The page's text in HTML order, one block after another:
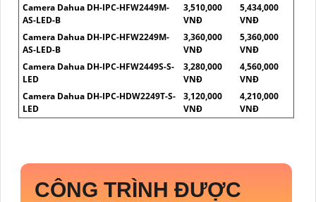
Camera Dahua DH-IPC-HFW2449M-
AS-LED-B
3,510,000
VNĐ
5,434,000
VNĐ
Camera Dahua DH-IPC-HFW2249M-
AS-LED-B
3,360,000
VNĐ
5,360,000
VNĐ
Camera Dahua DH-IPC-HFW2449S-S-
LED
3,280,000
VNĐ
4,560,000
VNĐ
Camera Dahua DH-IPC-HDW2249T-S-
LED
3,120,000
VNĐ
4,210,000
VNĐ
CÔNG TRÌNH ĐƯỢC